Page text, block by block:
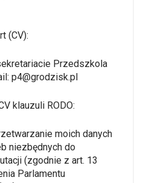
(CV):
Przedszkola
p4@grodzisk.pl
klauzuli RODO:
moich danych
niezbędnych do
(zgodnie z art. 13
Parlamentu